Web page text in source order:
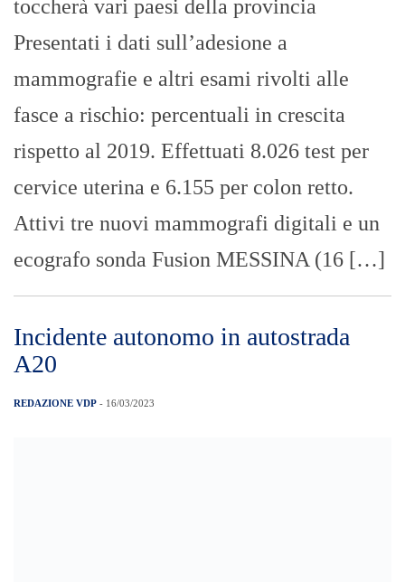
toccherà vari paesi della provincia
Presentati i dati sull’adesione a
mammografie e altri esami rivolti alle
fasce a rischio: percentuali in crescita
rispetto al 2019. Effettuati 8.026 test per
cervice uterina e 6.155 per colon retto.
Attivi tre nuovi mammografi digitali e un
ecografo sonda Fusion MESSINA (16 […]
Incidente autonomo in autostrada
A20
REDAZIONE VDP - 16/03/2023